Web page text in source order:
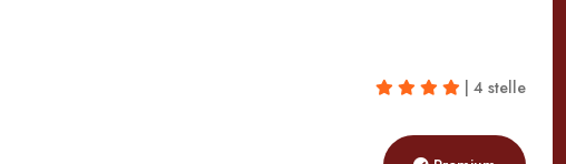
| 4 stelle